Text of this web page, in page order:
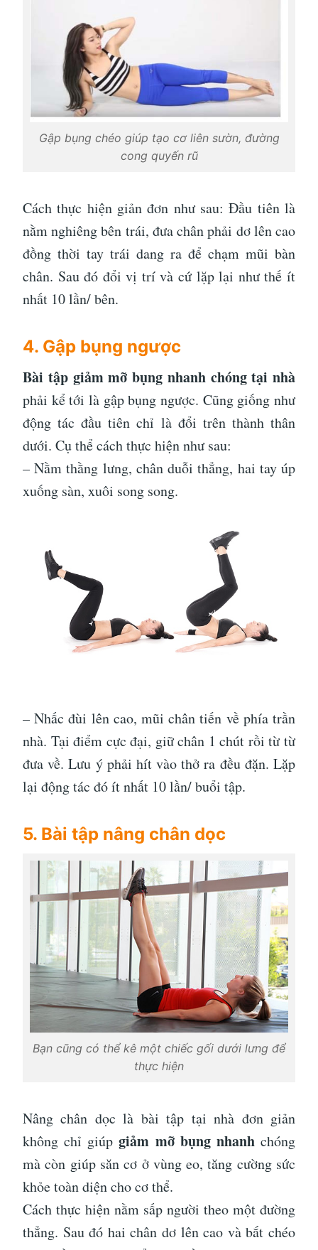
Gập bụng chéo giúp tạo cơ liên sườn, đường
cong quyến rũ
Cách thực hiện giản đơn như sau: Đầu tiên là
nằm nghiêng bên trái, đưa chân phải dơ lên cao
đồng thời tay trái dang ra để chạm mũi bàn
chân. Sau đó đổi vị trí và cứ lặp lại như thế ít
nhất 10 lần/ bên.
4. Gập bụng ngược
Bài tập giảm mỡ bụng nhanh chóng tại nhà
phải kể tới là gập bụng ngược. Cũng giống như
động tác đầu tiên chỉ là đổi trên thành thân
dưới. Cụ thể cách thực hiện như sau:
– Nằm thằng lưng, chân duỗi thẳng, hai tay úp
xuống sàn, xuôi song song.
– Nhấc đùi lên cao, mũi chân tiến về phía trần
nhà. Tại điểm cực đại, giữ chân 1 chút rồi từ từ
đưa về. Lưu ý phải hít vào thở ra đều đặn. Lặp
lại động tác đó ít nhất 10 lần/ buổi tập.
5. Bài tập nâng chân dọc
Bạn cũng có thể kê một chiếc gối dưới lưng để
thực hiện
Nâng chân dọc là bài tập tại nhà đơn giản
không chỉ giúpgiảm mỡ bụng nhanhchóng
mà còn giúp săn cơ ở vùng eo, tăng cường sức
khỏe toàn diện cho cơ thể.
Cách thực hiện nằm sấp người theo một đường
thẳng. Sau đó hai chân dơ lên cao và bắt chéo